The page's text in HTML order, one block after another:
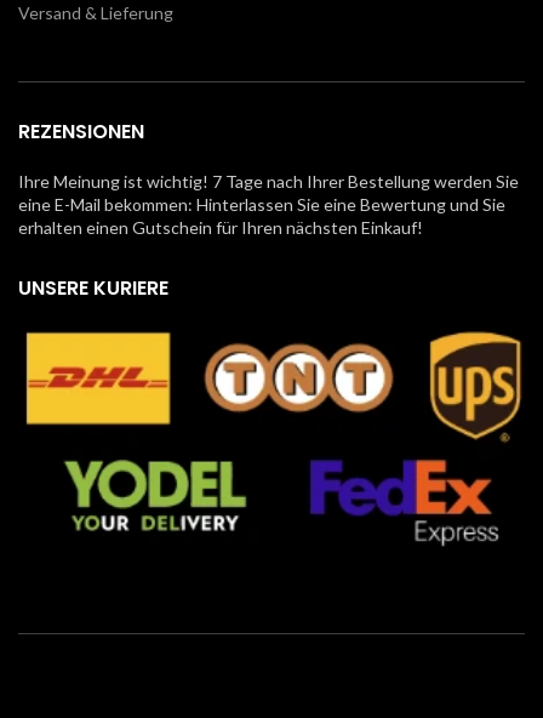
Versand & Lieferung
REZENSIONEN
Ihre Meinung ist wichtig! 7 Tage nach Ihrer Bestellung werden Sie
eine E-Mail bekommen: Hinterlassen Sie eine Bewertung und Sie
erhalten einen Gutschein für Ihren nächsten Einkauf!
UNSERE KURIERE